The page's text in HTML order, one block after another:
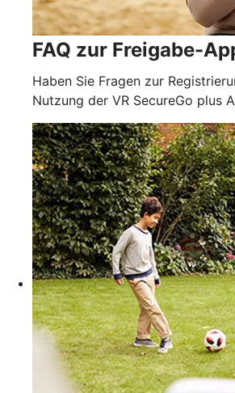
FAQ zur Freigabe-
Haben Sie Fragen zur
Nutzung der VR SecureGo plus